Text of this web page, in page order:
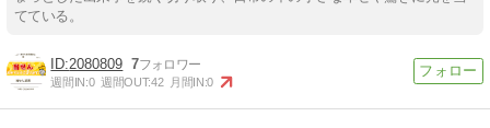
てている。
2080809 7
週間IN:0 週間OUT:42 月間IN:0